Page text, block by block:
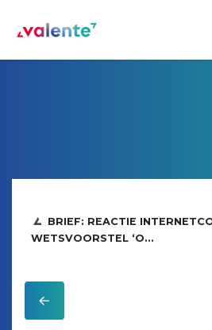
BRIEF: REACTIE
WETSVOORSTEL ‘O...